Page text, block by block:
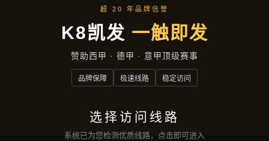
首页 典型案例